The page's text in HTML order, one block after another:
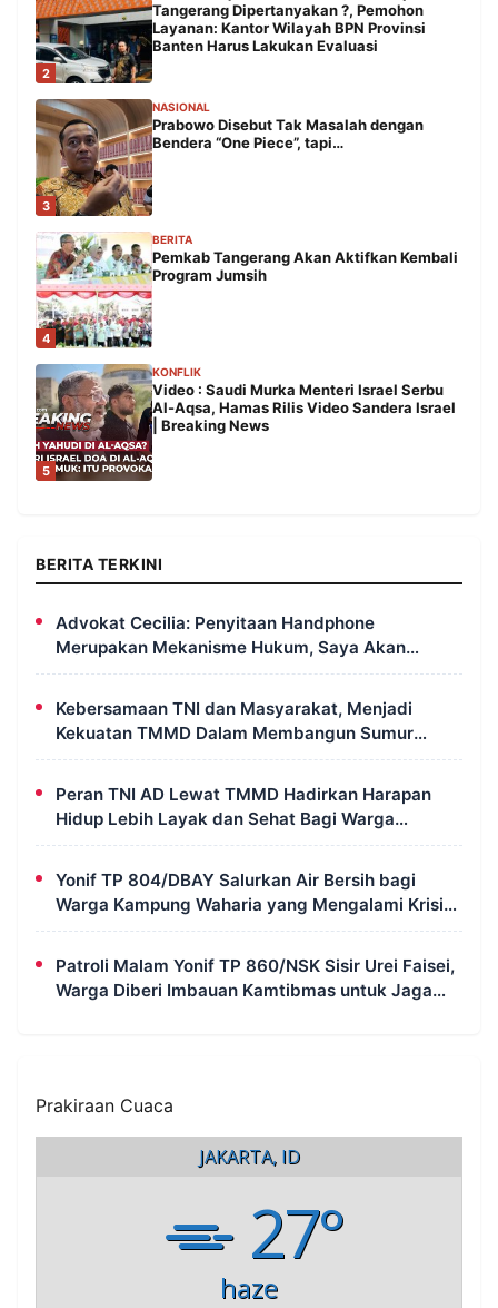
2
Tangerang Dipertanyakan ?, Pemohon
Layanan: Kantor Wilayah BPN Provinsi
Banten Harus Lakukan Evaluasi
3
NASIONAL
Prabowo Disebut Tak Masalah dengan
Bendera “One Piece”, tapi…
4
BERITA
Pemkab Tangerang Akan Aktifkan Kembali
Program Jumsih
5
KONFLIK
Video : Saudi Murka Menteri Israel Serbu
Al-Aqsa, Hamas Rilis Video Sandera Israel
| Breaking News
BERITA TERKINI
Advokat Cecilia: Penyitaan Handphone
Merupakan Mekanisme Hukum, Saya Akan
Kooperatif Apabila Diminta Penyidik dan Tidak
Kebersamaan TNI dan Masyarakat, Menjadi
Kekuatan TMMD Dalam Membangun Sumur
Galian di Wanam
Peran TNI AD Lewat TMMD Hadirkan Harapan
Hidup Lebih Layak dan Sehat Bagi Warga
Kampung Wanam
Yonif TP 804/DBAY Salurkan Air Bersih bagi
Warga Kampung Waharia yang Mengalami Krisis
Air
Patroli Malam Yonif TP 860/NSK Sisir Urei Faisei,
Warga Diberi Imbauan Kamtibmas untuk Jaga
Prakiraan Cuaca
JAKARTA, ID
27°
haze